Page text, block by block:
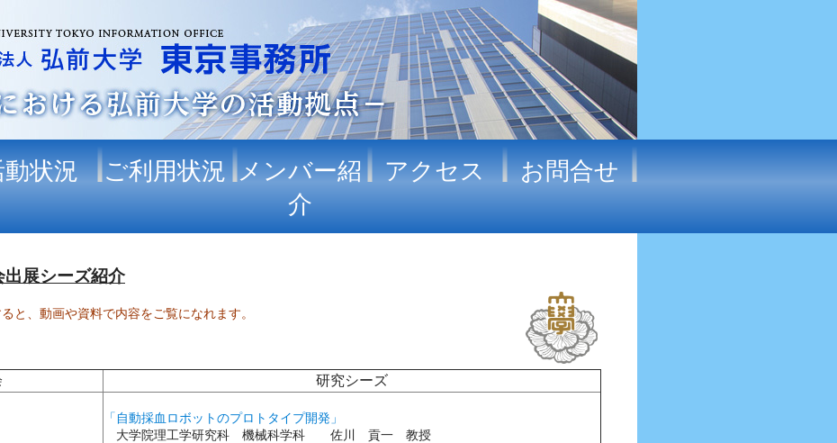
動状況 ご利用状況 メンバー紹
介
アクセス お問合せ
展シーズ紹介
と、動画や資料で内容をご覧になれます。
研究シーズ
「自動採血ロボットのプロトタイプ開発」
大学院理工学研究科 機械科学科 佐川 貢一 教授